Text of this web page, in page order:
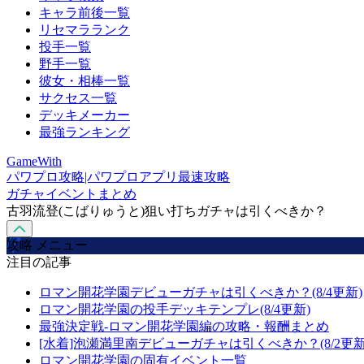
キャラ前後一覧
リセマラランク
投手一覧
野手一覧
彼女・相棒一覧
サクセス一覧
デッキメーカー
最強ランキング
GameWith
パワプロ攻略|パワプロアプリ最速攻略
ガチャイベントまとめ
古羽流登(こばりゅうと)狙い打ちガチャは引くべきか？
攻略 メニュー
注目の記事
ロマン開花学園デビューガチャは引くべきか？(8/4更新)
ロマン開花学園の投手デッキテンプレ(8/4更新)
最強決定戦-ロマン開花学園編の攻略・報酬まとめ
[水着]泡瀬満里南デビューガチャは引くべきか？(8/2更
ロマン開花学園の固有イベント一覧